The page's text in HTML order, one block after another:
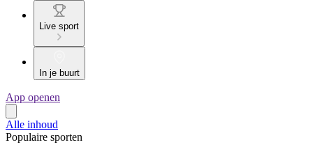
Live sport
In je buurt
App openen
Alle inhoud
Populaire sporten